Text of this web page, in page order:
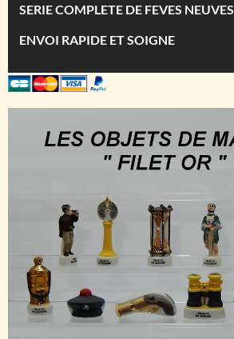
SERIE COMPLETE DE FEVES NEUVES
ENVOI RAPIDE ET SOIGNE